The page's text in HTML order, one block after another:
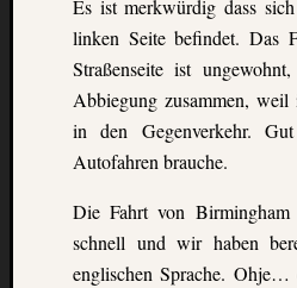
Es ist merkwürdig dass
linken Seite befindet. Das
Straßenseite ist
Abbiegung zusammen,
inden Gegenverkehr.
Autofahren brauche.
Die Fahrt von Birmingham
schnell und wir haben
englischen Sprache.